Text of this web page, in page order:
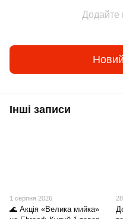
Додайте
Інші записи
1 серпня 2026
🌊 Акція «Велика мийка»